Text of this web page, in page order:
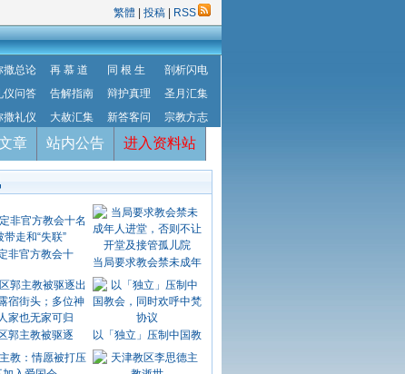
繁體 投稿 RSS
撒总论 再 慕 道 同 根 生
剖析闪电
仪问答 告解指南 辩护真理
圣月汇集
撒礼仪 大赦汇集 新答客问 宗教方志
章 站内公告 进入资料站
非官方教会十
当局要求教会禁未成年
郭主教被驱逐 以「独立」压制中国教